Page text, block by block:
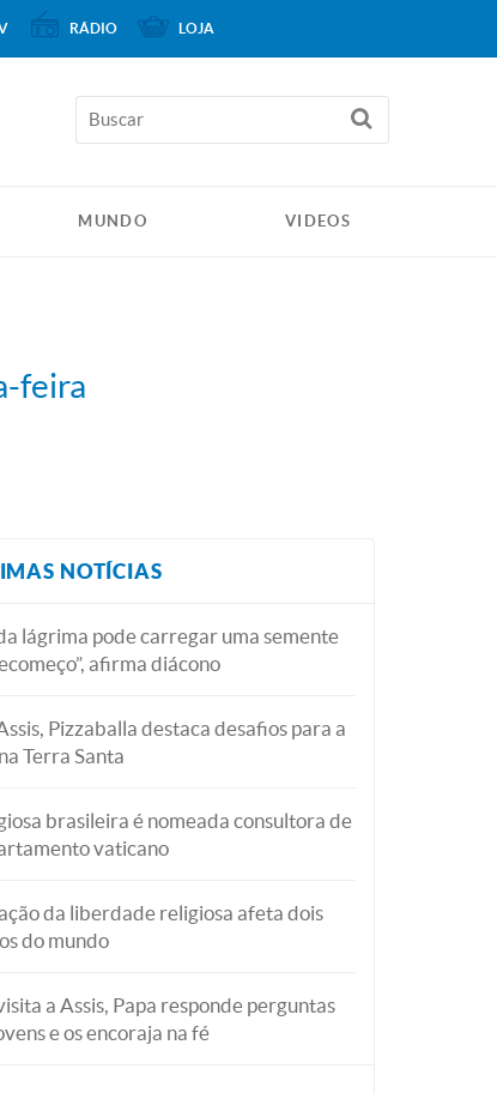
MUNDO VIDEOS
feira
NOTÍCIAS
lágrima pode carregar uma semente
afirma diácono
Pizzaballa destaca desafios para a
Terra Santa
brasileira é nomeada consultora de
vaticano
da liberdade religiosa afeta dois
do mundo
a Assis, Papa responde perguntas
e os encoraja na fé
RÁDIO LOJA